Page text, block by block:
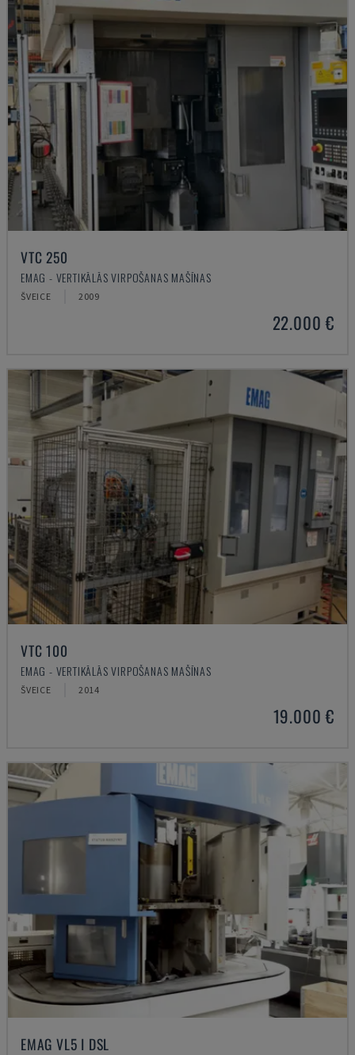
VTC 250
EMAG - VERTIKĀLĀS VIRPOŠANAS MAŠĪNAS
ŠVEICE 2009
22.000 €
VTC 100
EMAG - VERTIKĀLĀS VIRPOŠANAS MAŠĪNAS
ŠVEICE 2014
19.000 €
EMAG VL5 I DSL